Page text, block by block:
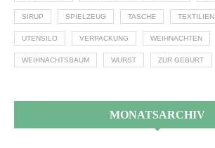
SIRUP SPIELZEUG TASCHE TEXTILIEN
UTENSILO VERPACKUNG WEIHNACHTEN
WEIHNACHTSBAUM WURST ZUR GEBURT
MONATSARCHIV